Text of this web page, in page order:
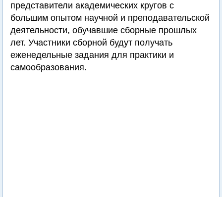
представители академических кругов с
большим опытом научной и преподавательской
деятельности, обучавшие сборные прошлых
лет. Участники сборной будут получать
еженедельные задания для практики и
самообразования.